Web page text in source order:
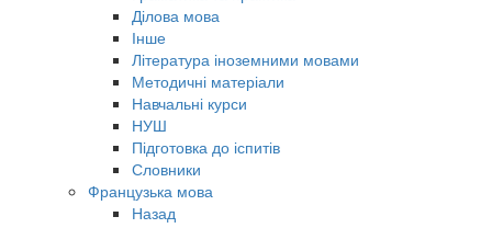
Ділова мова
Інше
Література іноземними мовами
Методичні матеріали
Навчальні курси
НУШ
Підготовка до іспитів
Словники
Французька мова
Назад